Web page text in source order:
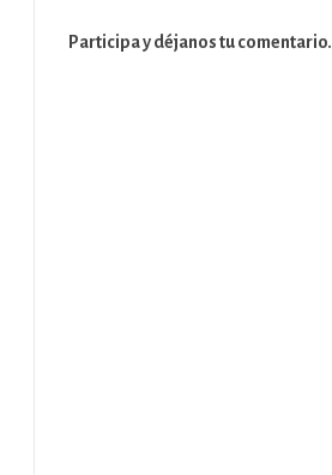
Participa y déjanos tu comentario.